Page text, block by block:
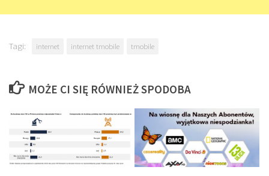
Tagi: internet internet tmobile tmobile
MOŻE CI SIĘ RÓWNIEŻ SPODOBA